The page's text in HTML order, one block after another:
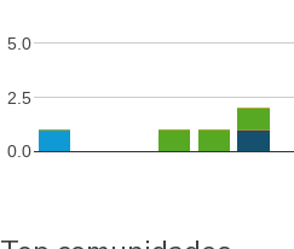
0.0
2.5
5.0